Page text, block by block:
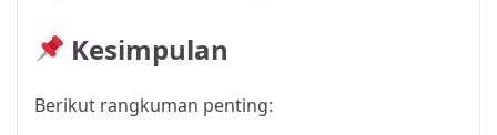
Kesimpulan
Berikut rangkuman penting: